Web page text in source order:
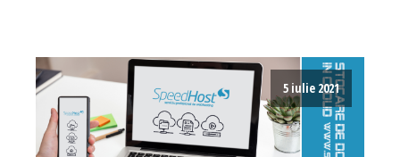
5 iulie 2021